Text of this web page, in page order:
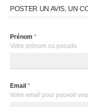
POSTER UN AVIS, UN
Prénom *
Votre prénom ou pseudo
Email *
Votre email pour pouvoir